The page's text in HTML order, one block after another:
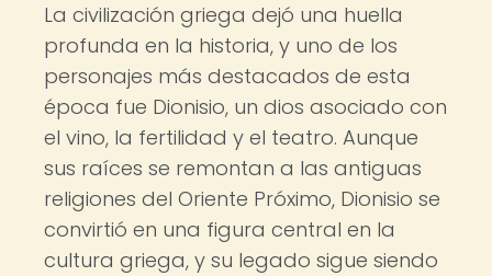
La civilización griega dejó una huella
profunda en la historia, y uno de los
personajes más destacados de esta
época fue Dionisio, un dios asociado con
el vino, la fertilidad y el teatro. Aunque
sus raíces se remontan a las antiguas
religiones del Oriente Próximo, Dionisio se
convirtió en una figura central en la
cultura griega, y su legado sigue siendo